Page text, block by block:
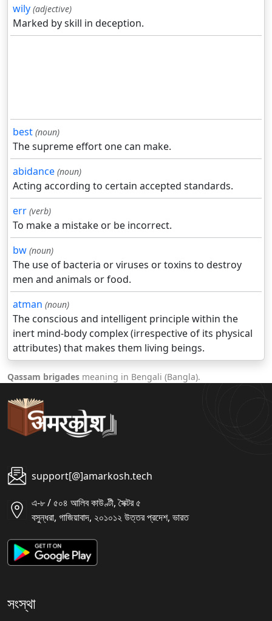
wily (adjective)
Marked by skill in deception.
best (noun)
The supreme effort one can make.
abidance (noun)
Acting according to certain accepted standards.
err (verb)
To make a mistake or be incorrect.
bw (noun)
The use of bacteria or viruses or toxins to destroy
men and animals or food.
atman (noun)
The conscious and intelligent principle within the
inert mind-body complex (irrespective of its physical
attributes) that makes them living beings.
Qassam brigades meaning in Bengali (Bangla).
support[@]amarkosh.tech
এ-৮ / ৫০৪ আলিব কাউণ্টী, সৈক্টর ৫
বসুন্ধরা, গাজিয়াবাদ, ২০১০১২ উত্তর প্রদেশ, ভারত
সংস্থা